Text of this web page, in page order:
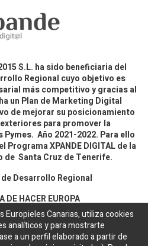
S.L. ha sido beneficiaria del
Regional cuyo objetivo es
más competitivo y gracias al
un Plan de Marketing Digital
de mejorar su posicionamiento
para promover la
Año 2021-2022. Para ello
Programa XPANDE DIGITAL de la
de Santa Cruz de Tenerife.
Desarrollo Regional
DE HACER EUROPA
de privacidad
Europieles Canarias, utiliza cookies
analíticos y para mostrarte
a un perfil elaborado a partir de